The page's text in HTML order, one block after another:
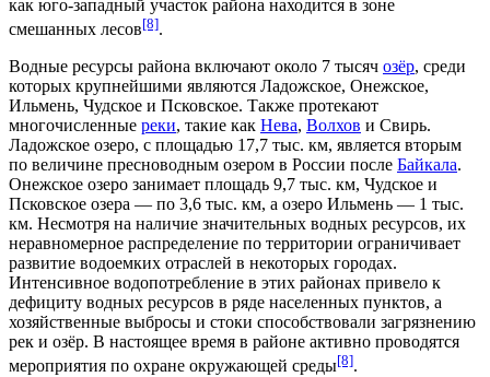
как юго-западный участок района находится в зоне
смешанных лесов[8].
Водные ресурсы района включают около 7 тысяч озёр, среди
которых крупнейшими являются Ладожское, Онежское,
Ильмень, Чудское и Псковское. Также протекают
многочисленные реки, такие как Нева, Волхов и Свирь.
Ладожское озеро, с площадью 17,7 тыс. км, является вторым
по величине пресноводным озером в России после Байкала.
Онежское озеро занимает площадь 9,7 тыс. км, Чудское и
Псковское озера — по 3,6 тыс. км, а озеро Ильмень — 1 тыс.
км. Несмотря на наличие значительных водных ресурсов, их
неравномерное распределение по территории ограничивает
развитие водоемких отраслей в некоторых городах.
Интенсивное водопотребление в этих районах привело к
дефициту водных ресурсов в ряде населенных пунктов, а
хозяйственные выбросы и стоки способствовали загрязнению
рек и озёр. В настоящее время в районе активно проводятся
мероприятия по охране окружающей среды[8].